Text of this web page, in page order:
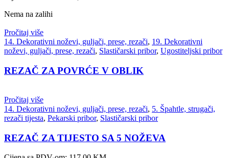
Nema na zalihi
Pročitaj više
14. Dekorativni noževi, guljači, prese, rezači, 19. Dekorativni
noževi, guljači, prese, rezači, Slastičarski pribor, Ugostiteljski pribor
REZAČ ZA POVRĆE V OBLIK
Pročitaj više
14. Dekorativni noževi, guljači, prese, rezači, 5. Špahtle, strugači,
rezači tijesta, Pekarski pribor, Slastičarski pribor
REZAČ ZA TIJESTO SA 5 NOŽEVA